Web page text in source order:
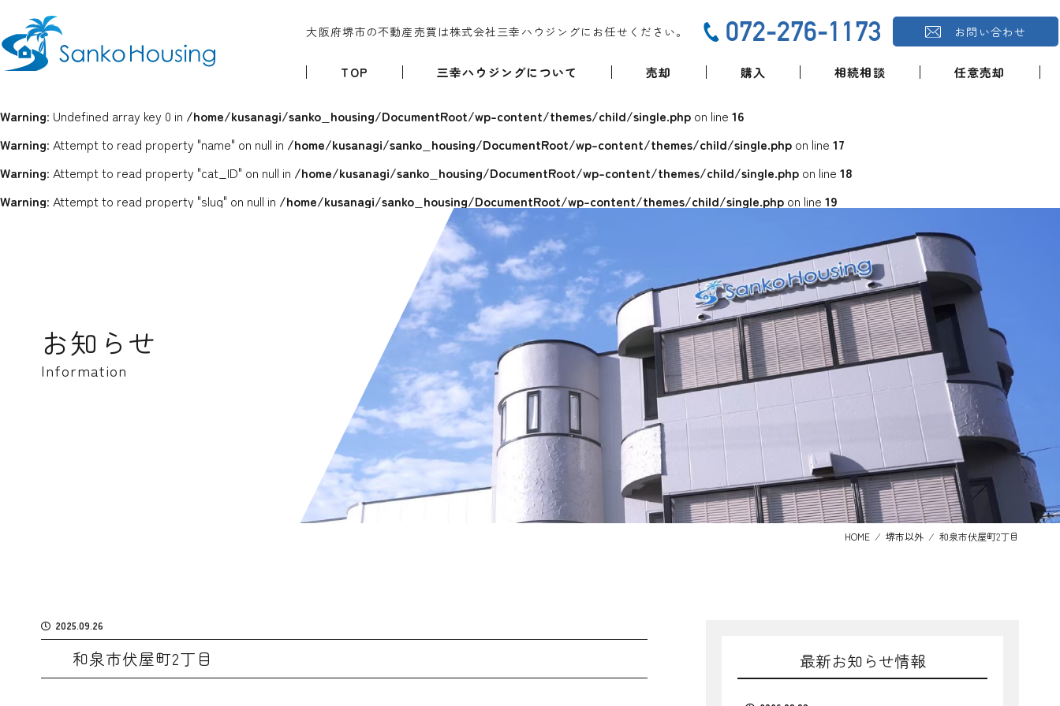
大阪府堺市の不動産売買は株式会社三幸ハウジングにお任せください。 072-276-1173 お問い合わせ
TOP 三幸ハウジングについて 売却 購入 相続相談 任意売却
Warning: Undefined array key 0 in /home/kusanagi/sanko_housing/DocumentRoot/wp-content/themes/child/single.php on line 16
Warning: Attempt to read property "name" on null in /home/kusanagi/sanko_housing/DocumentRoot/wp-content/themes/child/single.php on line 17
Warning: Attempt to read property "cat_ID" on null in /home/kusanagi/sanko_housing/DocumentRoot/wp-content/themes/child/single.php on line 18
Warning: Attempt to read property "slug" on null in /home/kusanagi/sanko_housing/DocumentRoot/wp-content/themes/child/single.php on line 19
お知らせ
Information
HOME ⁄ 堺市以外 ⁄ 和泉市伏屋町2丁目
2025.09.26
和泉市伏屋町2丁目 最新お知らせ情報